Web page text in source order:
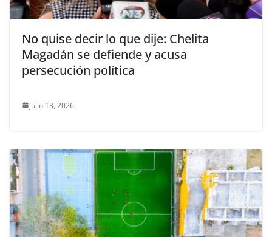
No quise decir lo que dije: Chelita
Magadán se defiende y acusa
persecución política
julio 13, 2026